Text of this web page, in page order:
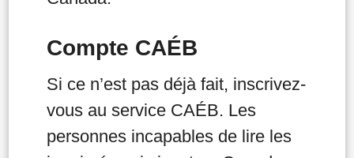
Compte CAÉB
Si ce n’est pas déjà fait, inscrivez-
vous au service CAÉB. Les
personnes incapables de lire les